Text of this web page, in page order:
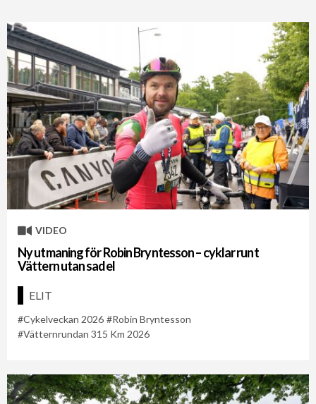
VIDEO
Ny utmaning för Robin Bryntesson – cyklar runt
Vättern utan sadel
ELIT
Cykelveckan 2026
Robin Bryntesson
Vätternrundan 315 Km 2026